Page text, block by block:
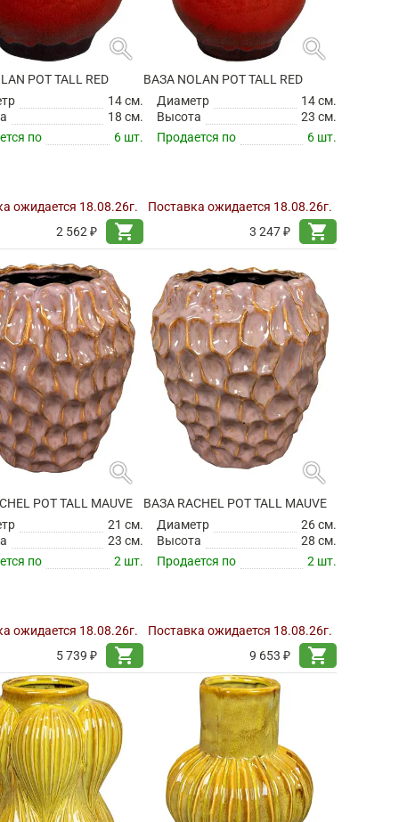
search
POT TALL RED
14 см.
18 см.
по
6 шт.
ожидается 18.08.26г.
2 562 ₽
shopping_cart
search
ВАЗА NOLAN POT TALL RED
Диаметр
14 см.
Высота
23 см.
Продается по
6 шт.
Поставка ожидается 18.08.26г.
3 247 ₽
shopping_cart
search
POT TALL MAUVE
21 см.
23 см.
по
2 шт.
ожидается 18.08.26г.
5 739 ₽
shopping_cart
search
ВАЗА RACHEL POT TALL MAUVE
Диаметр
26 см.
Высота
28 см.
Продается по
2 шт.
Поставка ожидается 18.08.26г.
9 653 ₽
shopping_cart